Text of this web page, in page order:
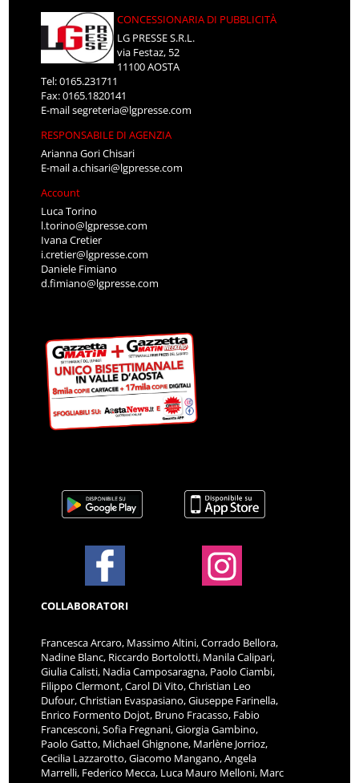
CONCESSIONARIA DI PUBBLICITÀ
LG PRESSE S.R.L.
via Festaz, 52
11100 AOSTA
Tel: 0165.231711
Fax: 0165.1820141
E-mailsegreteria@lgpresse.com
RESPONSABILE DI AGENZIA
Arianna Gori Chisari
E-maila.chisari@lgpresse.com
Account
Luca Torino
l.torino@lgpresse.com
Ivana Cretier
i.cretier@lgpresse.com
Daniele Fimiano
d.fimiano@lgpresse.com
COLLABORATORI
Francesca Arcaro, Massimo Altini, Corrado Bellora,
Nadine Blanc, Riccardo Bortolotti, Manila Calipari,
Giulia Calisti, Nadia Camposaragna, Paolo Ciambi,
Filippo Clermont, Carol Di Vito, Christian Leo
Dufour, Christian Evaspasiano, Giuseppe Farinella,
Enrico Formento Dojot, Bruno Fracasso, Fabio
Francesconi, Sofia Fregnani, Giorgia Gambino,
Paolo Gatto, Michael Ghignone, Marlène Jorrioz,
Cecilia Lazzarotto, Giacomo Mangano, Angela
Marrelli, Federico Mecca, Luca Mauro Melloni, Marc